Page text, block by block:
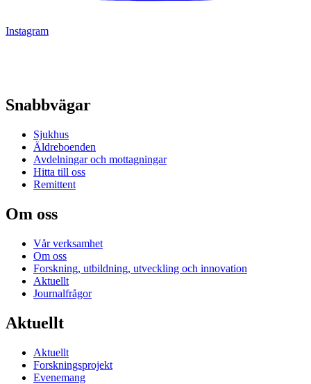
Instagram
Snabbvägar
Sjukhus
Äldreboenden
Avdelningar och mottagningar
Hitta till oss
Remittent
Om oss
Vår verksamhet
Om oss
Forskning, utbildning, utveckling och innovation
Aktuellt
Journalfrågor
Aktuellt
Aktuellt
Forskningsprojekt
Evenemang